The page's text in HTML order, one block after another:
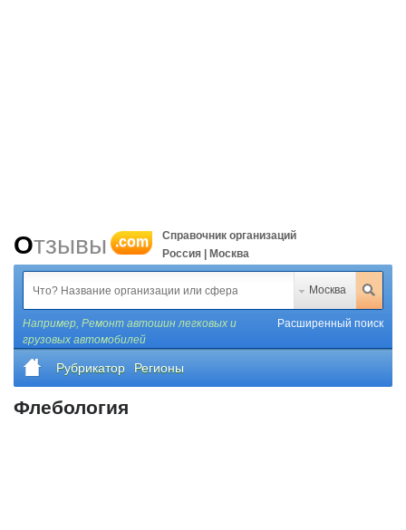
Отзывы .com
Справочник организаций
Россия | Москва
Москва
Например, Ремонт автошин легковых и
грузовых автомобилей
Расширенный поиск
Рубрикатор Регионы
Флебология